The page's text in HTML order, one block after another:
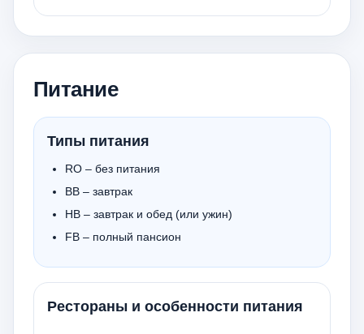
Питание
Типы питания
RO – без питания
BB – завтрак
HB – завтрак и обед (или ужин)
FB – полный пансион
Рестораны и особенности питания